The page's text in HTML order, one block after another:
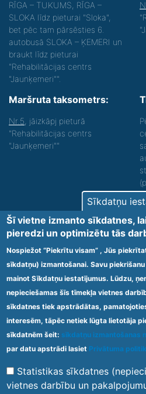
RĪGA – TUKUMS, RĪGA –
SLOKA līdz pieturai "Sloka",
bet pēc tam pārsēsties 6.
autobusā SLOKA – ĶEMERI un
braukt līdz pieturai
"Rehabilitācijas centrs
"Jaunķemeri"".
Maršruta taksometrs:
Nr.5 , jāizkāpj pieturā
"Rehabilitācijas centrs
"Jaunķemeri""
Nodrošinām vides
funkcionāliem
Jaunķemeri”, Kolkas ielā 20,
piekļūstamība personām ar
tādejādi nodrošinot
2009.gada 20.janvāra
obligātajām prasībām
struktūrvienībām” minētajām
Ārstniecības iestādes kods
Footer
menu
Vietnes karte
Sīkdatņu
Šī vietne izmanto sīkdatnes,
pieredzi un optimizētu tās
Nospiežot “Piekrītu visam” , Jūs
sīkdatņu) izmantošanai. Savu
mainot Sīkdatņu iestatījumus. Lūdzu,
nepieciešamas šīs tīmekļa vietnes
sīkdatnes tiek apstrādātas,
interesēm, tāpēc netiek lūgta lietotāja
sīkdatnēm šeit: sīkdatņu izmantošanas
par datu apstrādi lasiet Privātuma
Statistikas sīkdatnes
vietnes darbību un